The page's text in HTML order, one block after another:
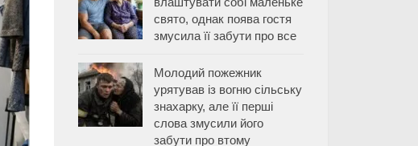
свято, однак поява гостя
змусила її забути про все
Молодий пожежник
урятував із вогню сільську
знахарку, але її перші
слова змусили його
забути про втому